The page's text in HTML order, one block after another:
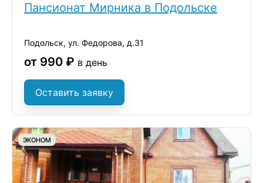
Пансионат Мирника в Подольске
Подольск, ул. Федорова, д.31
от 990 ₽ в день
Оставить заявку
ЭКОНОМ